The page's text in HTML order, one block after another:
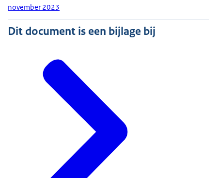
november 2023
Dit document is een bijlage bij